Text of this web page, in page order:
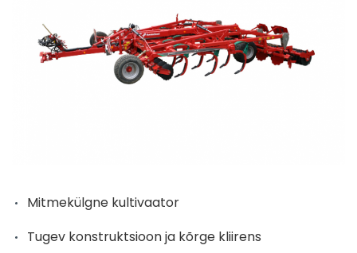
Mitmekülgne kultivaator
Tugev konstruktsioon ja kõrge kliirens